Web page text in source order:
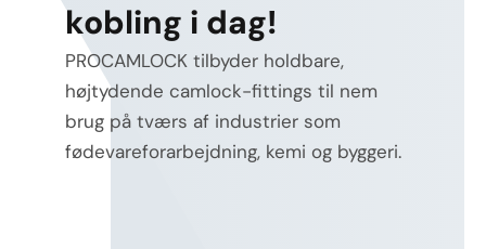
kobling i dag!
PROCAMLOCK tilbyder holdbare,
højtydende camlock-fittings til nem
brug på tværs af industrier som
fødevareforarbejdning, kemi og byggeri.